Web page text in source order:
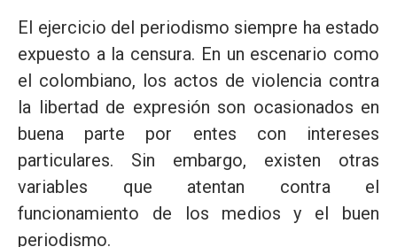
El ejercicio del periodismo siempre ha estado
expuesto a la censura. En un escenario como
el colombiano, los actos de violencia contra
la libertad de expresión son ocasionados en
buena parte por entes con intereses
particulares. Sin embargo, existen otras
variables que atentan contra el
funcionamiento de los medios y el buen
periodismo.